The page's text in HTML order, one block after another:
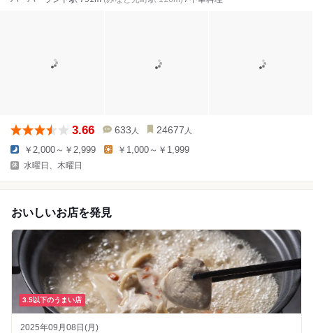
3.66 633 人 24677 人
￥2,000～￥2,999 ￥1,000～￥1,999
水曜日、木曜日
おいしいお店を発見
3.5以下のうまい店
2025年09月08日(月)